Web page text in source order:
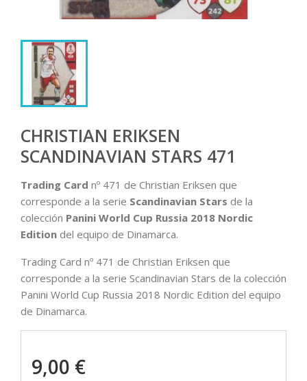
CHRISTIAN ERIKSEN
SCANDINAVIAN STARS 471
Trading Card nº 471 de Christian Eriksen que
corresponde a la serie Scandinavian Stars de la
colección Panini World Cup Russia 2018 Nordic
Edition del equipo de Dinamarca.
Trading Card nº 471 de Christian Eriksen que
corresponde a la serie Scandinavian Stars de la colección
Panini World Cup Russia 2018 Nordic Edition del equipo
de Dinamarca.
9,00 €